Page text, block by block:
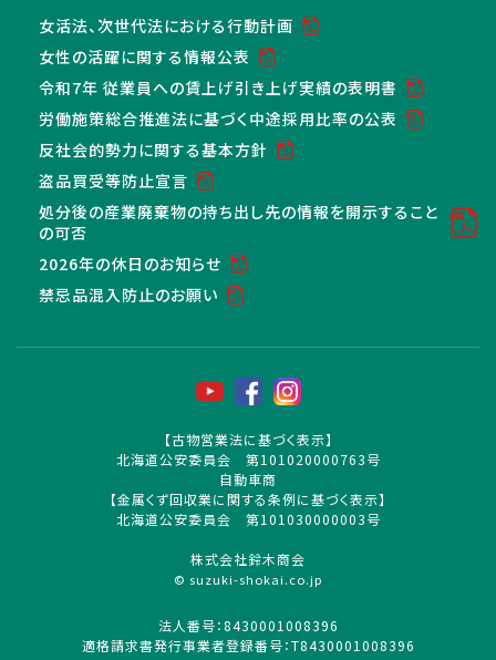
女活法、次世代法における行動計画
女性の活躍に関する情報公表
令和7年 従業員への賃上げ引き上げ実績の表明書
労働施策総合推進法に基づく中途採用比率の公表
反社会的勢力に関する基本方針
盗品買受等防止宣言
処分後の産業廃棄物の持ち出し先の情報を開示すること
の可否
2026年の休日のお知らせ
禁忌品混入防止のお願い
【古物営業法に基づく表示】
北海道公安委員会 第101020000763号
自動車商
【金属くず回収業に関する条例に基づく表示】
北海道公安委員会 第101030000003号
株式会社鈴木商会
© suzuki-shokai.co.jp
法人番号：8430001008396
適格請求書発行事業者登録番号：T8430001008396